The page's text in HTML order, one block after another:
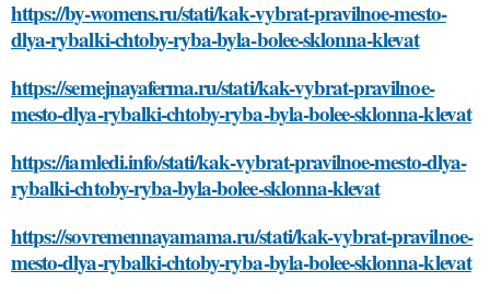
https://by-womens.ru/stati/kak-vybrat-pravilnoe-mesto-
dlya-rybalki-chtoby-ryba-byla-bolee-sklonna-klevat
https://semejnayaferma.ru/stati/kak-vybrat-pravilnoe-
mesto-dlya-rybalki-chtoby-ryba-byla-bolee-sklonna-klevat
https://iamledi.info/stati/kak-vybrat-pravilnoe-mesto-dlya-
rybalki-chtoby-ryba-byla-bolee-sklonna-klevat
https://sovremennayamama.ru/stati/kak-vybrat-pravilnoe-
mesto-dlya-rybalki-chtoby-ryba-byla-bolee-sklonna-klevat